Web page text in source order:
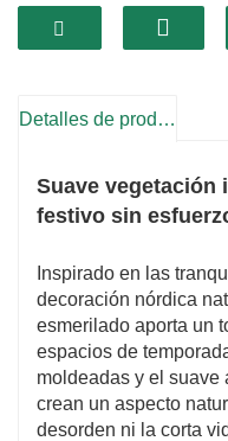
La rama CQ19-
hermoso follaje
realista la convierte
florales. Esta rama
a diversos estilos
colección navideña.
Detalles de producto
Suave vegetación
festivo sin
Inspirado en las
decoración nórdica
esmerilado aporta un
espacios de
moldeadas y el suave
crean un aspecto
desorden ni la corta